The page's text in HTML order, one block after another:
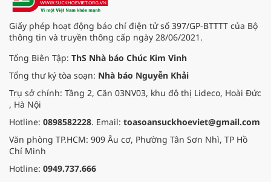
Giấy phép hoạt động báo chí điện tử số 397/GP-BTTTT của Bộ
thông tin và truyền thông cấp ngày 28/06/2021.
Tổng Biên Tập: ThS Nhà báo Chúc Kim Vinh
Tổng thư ký tòa soạn: Nhà báo Nguyễn Khải
Trụ sở chính: Tầng 2, Căn 03NV03, khu đô thị Lideco, Hoài Đức
, Hà Nội
Hotline: 0898582228. Email: toasoansuckhoeviet@gmail.com
Văn phòng TP.HCM: 909 Âu cơ, Phường Tân Sơn Nhì, TP Hồ
Chí Minh
Hotline: 0949.737.666